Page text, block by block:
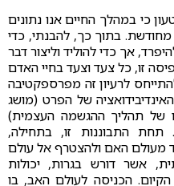
כי במהלך החיים אנו נתונים
מחודשת. בתוך כך, להבנתי, כדי
אך כדי להוליד וליצור דבר
זו, כל צעד וצעד בחיי האדם
לרעיון זה מפרספקטיבה
של הפרט (מושג
של תהליך ההגשמה העצמית)
תחת התבוננות זו, בתחילה,
מעולם האם ולהצטרף אל עולם
אשר דורש בגרות, יכולות
הכניסה לעולם האב, בו